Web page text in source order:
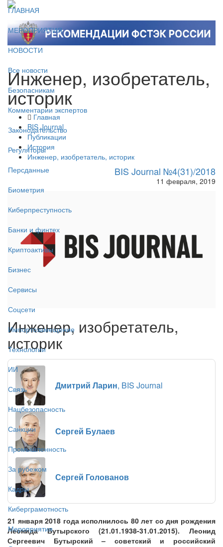
ГЛАВНАЯ
МЕРОПРИЯТИЯ
НОВОСТИ
Все новости
Безопасникам
Комментарии экспертов
Законодательство
Регуляторы
Персданные
Биометрия
Киберпреступность
Банки и финтех
Криптоактивы
Бизнес
Сервисы
Соцсети
Импортозамещение
Технологии
ИИ
Связь
Нацбезопасность
Санкции
Промышленность
За рубежом
Кадры
Киберграмотность
Мероприятия
Инженер, изобретатель,
историк
Главная
BIS Journal
Публикации
История
Инженер, изобретатель, историк
BIS Journal №4(31)/2018
11 февраля, 2019
Инженер, изобретатель,
историк
Дмитрий Ларин, BIS Journal
Сергей Булаев
Сергей Голованов
21 января 2018 года исполнилось 80 лет со дня рождения
Леонида Бутырского (21.01.1938-31.01.2015). Леонид
Сергеевич Бутырский – советский и российский